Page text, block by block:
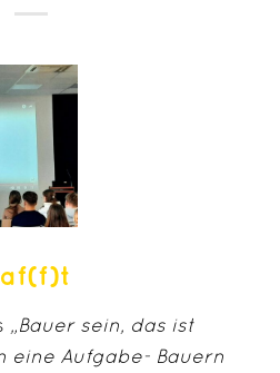
„Bauer sein, das ist
eine Aufgabe- Bauern